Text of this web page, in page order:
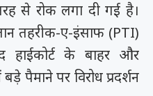
से रोक लगा दी गई है।
तहरीक-ए-इंसाफ (PTI)
हाईकोर्ट के बाहर और
पैमाने पर विरोध प्रदर्शन